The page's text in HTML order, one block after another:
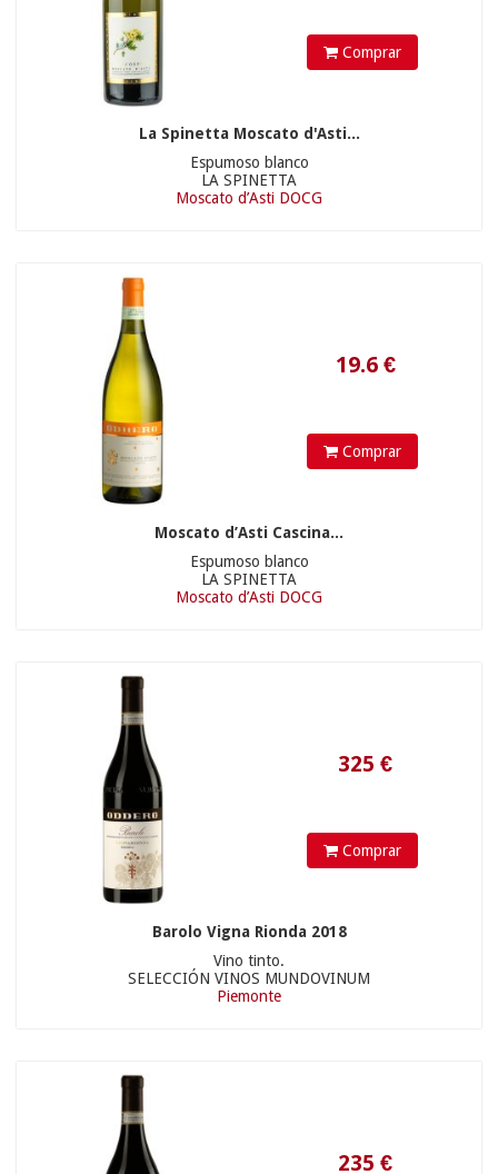
Comprar
La Spinetta Moscato d'Asti...
Espumoso blanco
LA SPINETTA
Moscato d’Asti DOCG
Comprar
Moscato d’Asti Cascina...
Espumoso blanco
LA SPINETTA
Moscato d’Asti DOCG
325€
Comprar
Barolo Vigna Rionda 2018
Vino tinto.
SELECCIÓN VINOS MUNDOVINUM
Piemonte
235€
63.9€